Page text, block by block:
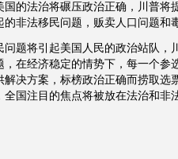
国的法治将碾压政治正确，川普将
的非法移民问题，贩卖人口问题和
问题将引起美国人民的政治站队，
，在经济稳定的情势下，每一个参
解决方案，标榜政治正确而捞取选
全国注目的焦点将被放在法治和非